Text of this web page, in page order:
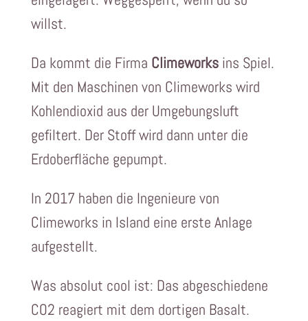
willst.
Da kommt die Firma Climeworksins Spiel.
Mit den Maschinen von Climeworks wird
Kohlendioxid aus der Umgebungsluft
gefiltert. Der Stoff wird dann unter die
Erdoberfläche gepumpt.
In 2017 haben die Ingenieure von
Climeworks in Island eine erste Anlage
aufgestellt.
Was absolut cool ist: Das abgeschiedene
CO2 reagiert mit dem dortigen Basalt.